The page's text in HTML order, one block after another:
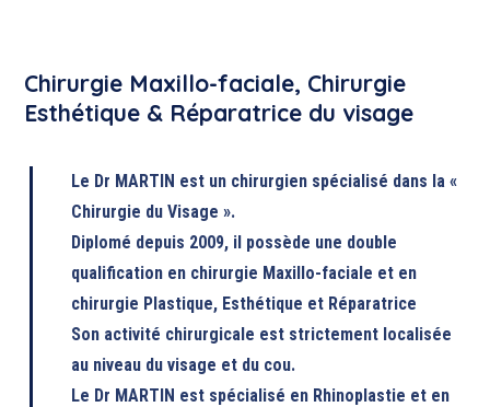
Chirurgie Maxillo-faciale, Chirurgie
Esthétique & Réparatrice du visage
Le Dr MARTIN est un chirurgien spécialisé dans la «
Chirurgie du Visage ».
Diplomé depuis 2009, il possède une double
qualification en chirurgie Maxillo-faciale et en
chirurgie Plastique, Esthétique et Réparatrice
Son activité chirurgicale est strictement localisée
au niveau du visage et du cou.
Le Dr MARTIN est spécialisé en Rhinoplastie et en